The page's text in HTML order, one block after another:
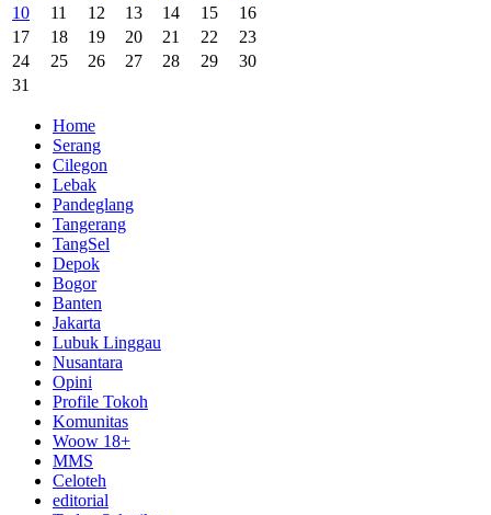
10
11 12 13 14 15
16
17
18 19 20 21 22
23
24
25 26 27 28 29
30
31
Home
Serang
Cilegon
Lebak
Pandeglang
Tangerang
TangSel
Depok
Bogor
Banten
Jakarta
Lubuk Linggau
Nusantara
Opini
Profile Tokoh
Komunitas
Woow 18+
MMS
Celoteh
editorial